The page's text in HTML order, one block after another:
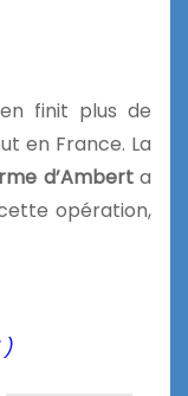
finit plus de
en France. La
d’Ambert a
opération,
)